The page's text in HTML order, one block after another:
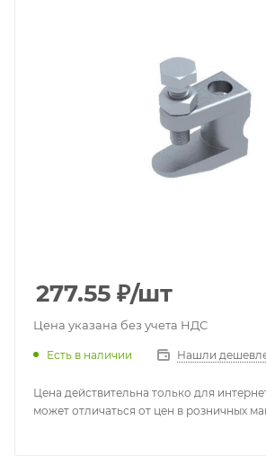
277.55 ₽/шт
Цена указана без учета НДС
Есть в наличии Нашли
Цена действительна только для
может отличаться от цен в розничных